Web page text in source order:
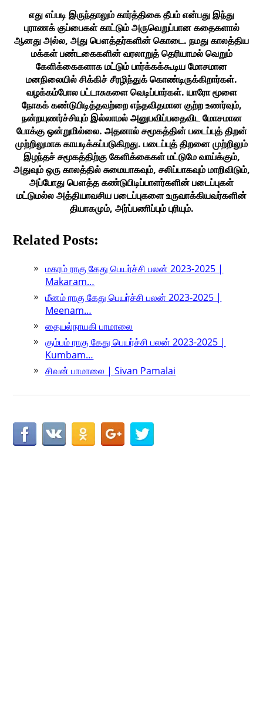
எது எப்படி இருந்தாலும் கார்த்திகை தீபம் என்பது இந்து
புராணக் குப்பைகள் காட்டும் அருவெறுப்பான கதைகளால்
ஆனது அல்ல, அது பௌத்தர்களின் கொடை. நமது காலத்திய
மக்கள் பண்டகைகளின் வரலாறுத் தெரியாமல் வெறும்
கேளிக்கைகளாக மட்டும் பார்க்கக்கூடிய மோசமான
மனநிலையில் சிக்கிச் சீரழிந்துக் கொண்டிருக்கிறார்கள்.
வழக்கம்போல பட்டாசுகளை வெடிப்பார்கள். யாரோ மூளை
நோகக் கண்டுபிடித்தவற்றை எந்தவிதமான குற்ற உணர்வும்,
நன்றயுணர்ச்சியும் இல்லாமல் அனுபவிப்பதைவிட மோசமான
போக்கு ஒன்றுமில்லை. அதனால் சமூகத்தின் படைப்புத் திறன்
முற்றிலுமாக காயடிக்கப்படுகிறது. படைப்புத் திறனை முற்றிலும்
இழந்தச் சமூகத்திற்கு கேளிக்கைகள் மட்டுமே வாய்க்கும்,
அதுவும் ஒரு காலத்தில் சுமையாகவும், சலிப்பாகவும் மாறிவிடும்,
அப்போது பௌத்த கண்டுபிடிப்பாளர்களின் படைப்புகள்
மட்டுமல்ல அத்தியாவசிய படைப்புகளை உருவாக்கியவர்களின்
தியாகமும், அர்ப்பணிப்பும் புரியும்.
Related Posts:
மகரம் ராகு கேது பெயர்ச்சி பலன் 2023-2025 |
Makaram…
மீனம் ராகு கேது பெயர்ச்சி பலன் 2023-2025 |
Meenam…
தையல்நாயகி பாமாலை
கும்பம் ராகு கேது பெயர்ச்சி பலன் 2023-2025 |
Kumbam…
சிவன் பாமாலை | Sivan Pamalai